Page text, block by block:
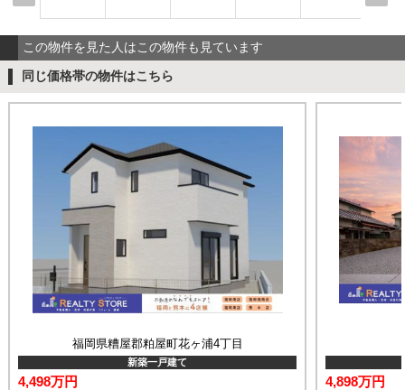
この物件を見た人はこの物件も見ています
同じ価格帯の物件はこちら
福岡県糟屋郡粕屋町花ヶ浦4丁目
新築一戸建て
4,498万円 4,898万円